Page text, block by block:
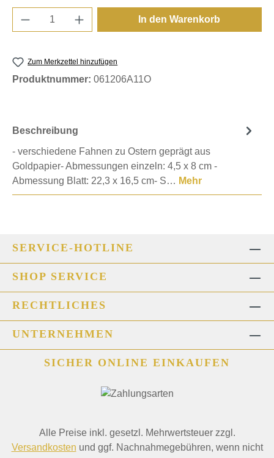
Produkt Anzahl: Gib den gewünschten
In den Warenkorb
Zum Merkzettel hinzufügen
Produktnummer: 061206A11O
Beschreibung
- verschiedene Fahnen zu Ostern geprägt aus
Goldpapier- Abmessungen einzeln: 4,5 x 8 cm -
Abmessung Blatt: 22,3 x 16,5 cm- S… Mehr
SERVICE-HOTLINE
SHOP SERVICE
RECHTLICHES
UNTERNEHMEN
SICHER ONLINE EINKAUFEN
Alle Preise inkl. gesetzl. Mehrwertsteuer zzgl.
Versandkosten und ggf. Nachnahmegebühren, wenn nicht